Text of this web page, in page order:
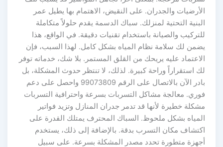
الأرضيات والجدران. على النقيض، الاهتمام بها يطيل عمر
البنية التحتية لمنزلك. سباك الدسمة يقدم حلولاً متكاملة
للتركيب والصيانة باستخدام تقنيات دقيقة. في الواقع، هذا
يضمن لك سلامة نظام المياه بشكل كامل. لهذا السبب، فإن
الاعتماد عليه يريحك من القلق المستمر. بلا شك، خدماته توفر
لك استقراراً وراحة كبيرة. لذلك، لا تنتظر حدوث المشكلة، بل
بادر الآن بالاتصال على الرقم 99073809 واحصل على دعم
فوري. معالجة مشاكل التسربات بسرعة واحترافية التسربات
مشكلة خطيرة لأنها قد تدمر جدران المنازل وتزيد فواتير
المياه بشكل ملحوظ. السباك المحترف يمتلك القدرة على
اكتشاف مكان التسرب بدقة. بالإضافة إلى ذلك، يستخدم
أجهزة متطورة تحدد مصدر المشكلة بسرعة. على سبيل